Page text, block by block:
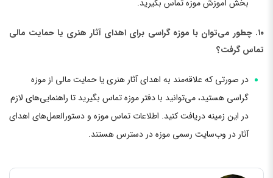
بخش آموزش موزه تماس بگیرید.
۱۰. چطور می‌توان با موزه گراسی برای اهدای آثار هنری یا حمایت مالی
تماس گرفت؟
در صورتی که علاقه‌مند به اهدای آثار هنری یا حمایت مالی از موزه
گراسی هستید، می‌توانید با دفتر موزه تماس بگیرید تا راهنمایی‌های لازم
در این زمینه دریافت کنید. اطلاعات تماس موزه و دستورالعمل‌های اهدای
آثار در وب‌سایت رسمی موزه در دسترس هستند.